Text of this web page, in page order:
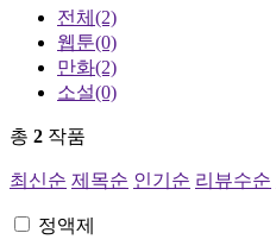
전체 (2)
웹툰(0)
만화(2)
소설(0)
총 2 작품
최신순 제목순 인기순 리뷰수순
정액제